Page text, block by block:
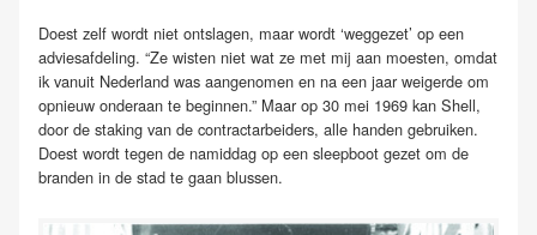
Doest zelf wordt niet ontslagen, maar wordt ‘weggezet’ op een
adviesafdeling. “Ze wisten niet wat ze met mij aan moesten, omdat
ik vanuit Nederland was aangenomen en na een jaar weigerde om
opnieuw onderaan te beginnen.” Maar op 30 mei 1969 kan Shell,
door de staking van de contractarbeiders, alle handen gebruiken.
Doest wordt tegen de namiddag op een sleepboot gezet om de
branden in de stad te gaan blussen.